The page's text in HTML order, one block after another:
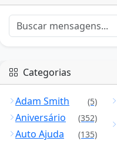
Categorias
Adam Smith (5)
Aniversário (352)
Auto Ajuda (135)